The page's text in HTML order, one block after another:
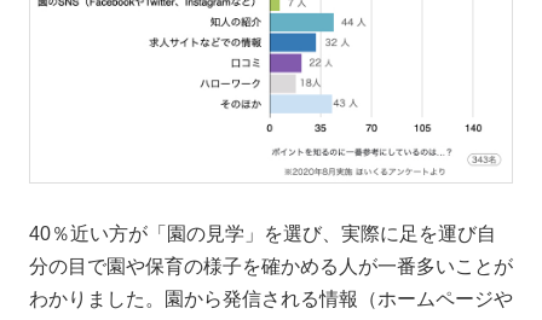
40％近い方が「園の見学」を選び、実際に足を運び自
分の目で園や保育の様子を確かめる人が一番多いことが
わかりました。園から発信される情報（ホームページや